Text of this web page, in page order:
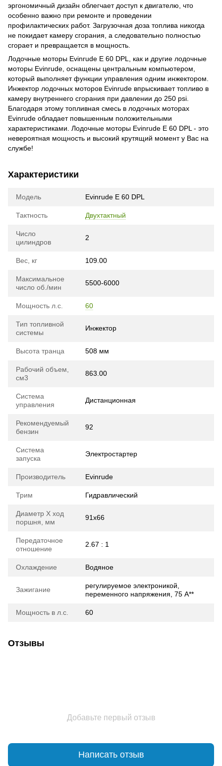
эргономичный дизайн облегчает доступ к двигателю, что
особенно важно при ремонте и проведении
профилактических работ. Загрузочная доза топлива никогда
не покидает камеру сгорания, а следовательно полностью
сгорает и превращается в мощность.
Лодочные моторы Evinrude E 60 DPL, как и другие лодочные
моторы Evinrude, оснащены центральным компьютером,
который выполняет функции управления одним инжектором.
Инжектор лодочных моторов Evinrude впрыскивает топливо в
камеру внутреннего сгорания при давлении до 250 psi.
Благодаря этому топливная смесь в лодочных моторах
Evinrude обладает повышенным положительными
характеристиками. Лодочные моторы Evinrude E 60 DPL - это
невероятная мощность и высокий крутящий момент у Вас на
службе!
Характеристики
Модель Evinrude E 60 DPL
Тактность Двухтактный
Число
цилиндров
2
Вес, кг 109.00
Максимальное
число об./мин
5500-6000
Мощность л.с. 60
Тип топливной
системы
Инжектор
Высота транца 508 мм
Рабочий объем,
см3
863.00
Система
управления
Дистанционная
Рекомендуемый
бензин
92
Система
запуска
Электростартер
Производитель Evinrude
Трим Гидравлический
Диаметр Х ход
поршня, мм
91x66
Передаточное
отношение
2.67 : 1
Охлаждение Водяное
Зажигание
регулируемое электроникой,
переменного напряжения, 75 А**
Мощность в л.с. 60
Отзывы
Добавьте первый отзыв
Написать отзыв